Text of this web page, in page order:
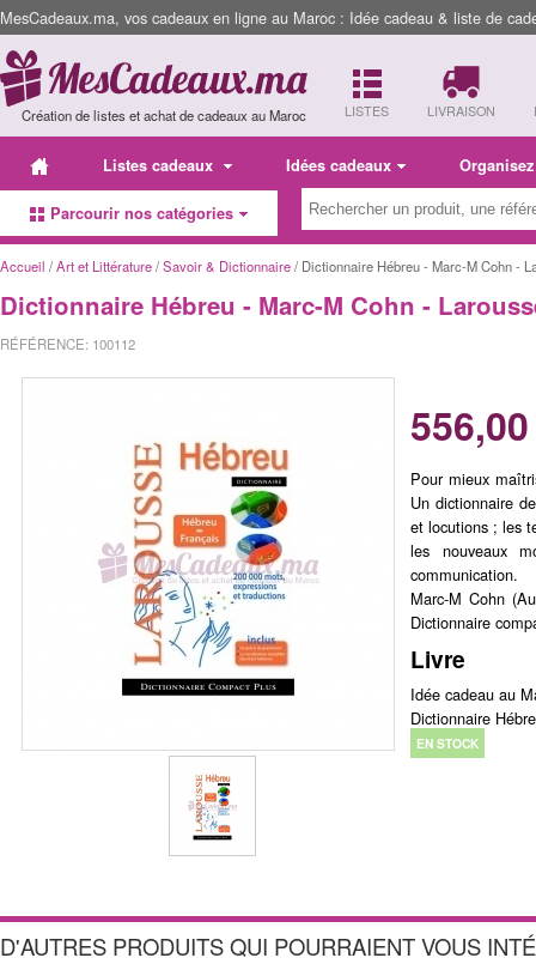
MesCadeaux.ma, vos cadeaux en ligne au Maroc : Idée cadeau & liste de
Création de listes et achat de cadeaux au Maroc LISTES LIVRAISON
Listes cadeaux Idées cadeaux
Parcourir nos catégories
Accueil /Art et Littérature/Savoir & Dictionnaire/ Dictionnaire Hébreu - Marc-M Cohn -
Dictionnaire Hébreu - Marc-M Cohn -
RÉFÉRENCE: 100112
556,00
Pour mieux
Un dictionnaire
et locutions ; les
les nouveaux
communication.
Marc-M Cohn
Dictionnaire
Livre
Idée cadeau au
Dictionnaire
EN STOCK
D'AUTRES PRODUITS QUI POURRAIENT VOUS